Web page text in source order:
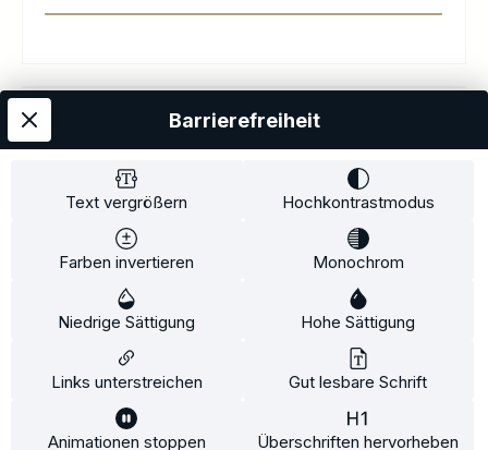
Kostenloser Versand
Datenschutz
Widerrufsrecht
Widerrufsformular
Zahlung und Versand
Copyright© 2020-2025 Faventis GmbH. All Rights Reserved
Alle Preise inkl. gesetzl. Mehrwertsteuer zzgl.Versandkostenund ggf.
Text vergrößern Hochkontrastmodus
Farben invertieren Monochrom
Niedrige Sättigung Hohe Sättigung
Links unterstreichen Gut lesbare Schrift
Animationen stoppen Überschriften hervorheben
Barrierefreiheit
Diese Website verwendet Cookies, um eine bestmögliche Erfahrung